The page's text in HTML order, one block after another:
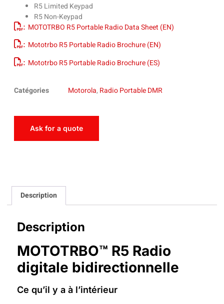
R5 Limited Keypad
R5 Non-Keypad
: MOTOTRBO R5 Portable Radio Data Sheet (EN)
: Mototrbo R5 Portable Radio Brochure (EN)
: Mototrbo R5 Portable Radio Brochure (ES)
Catégories Motorola, Radio Portable DMR
Ask for a quote
Description
Description
MOTOTRBO™ R5 Radio
digitale bidirectionnelle
Ce qu’il y a à l’intérieur